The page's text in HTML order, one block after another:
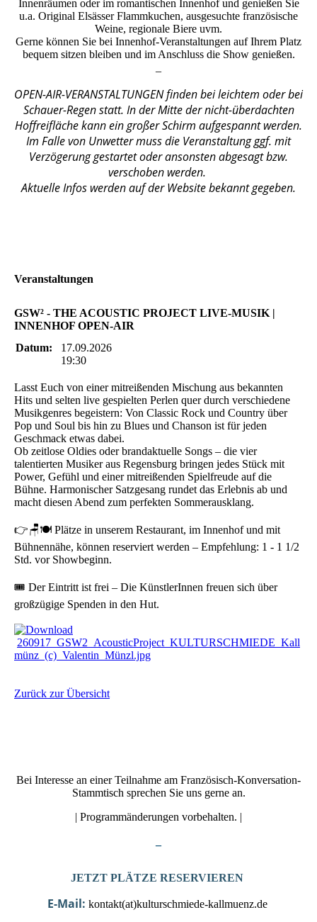
Innenräumen oder im romantischen Innenhof und genießen Sie
u.a. Original Elsässer Flammkuchen, ausgesuchte französische
Weine, regionale Biere uvm.
Gerne können Sie bei Innenhof-Veranstaltungen auf Ihrem Platz
bequem sitzen bleiben und im Anschluss die Show genießen.
OPEN-AIR-VERANSTALTUNGEN finden bei leichtem oder bei
Schauer-Regen statt. In der Mitte der nicht-überdachten
Hoffreifläche kann ein großer Schirm aufgespannt werden.
Im Falle von Unwetter muss die Veranstaltung ggf. mit
Verzögerung gestartet oder ansonsten abgesagt bzw.
verschoben werden.
Aktuelle Infos werden auf der Website bekannt gegeben.
Veranstaltungen
GSW² - THE ACOUSTIC PROJECT LIVE-MUSIK |
INNENHOF OPEN-AIR
Datum:
17.09.2026
19:30
Lasst Euch von einer mitreißenden Mischung aus bekannten
Hits und selten live gespielten Perlen quer durch verschiedene
Musikgenres begeistern: Von Classic Rock und Country über
Pop und Soul bis hin zu Blues und Chanson ist für jeden
Geschmack etwas dabei.
Ob zeitlose Oldies oder brandaktuelle Songs – die vier
talentierten Musiker aus Regensburg bringen jedes Stück mit
Power, Gefühl und einer mitreißenden Spielfreude auf die
Bühne. Harmonischer Satzgesang rundet das Erlebnis ab und
macht diesen Abend zum perfekten Sommerausklang.
👉🪑🍽️ Plätze in unserem Restaurant, im Innenhof und mit
Bühnennähe, können reserviert werden – Empfehlung: 1 - 1 1/2
Std. vor Showbeginn.
🎟️ Der Eintritt ist frei – Die KünstlerInnen freuen sich über
großzügige Spenden in den Hut.
260917_GSW2_AcousticProject_KULTURSCHMIEDE_Kall
münz_(c)_Valentin_Münzl.jpg
Zurück zur Übersicht
Bei Interesse an einer Teilnahme am Französisch-Konversation-
Stammtisch sprechen Sie uns gerne an.
| Programmänderungen vorbehalten. |
JETZT PLÄTZE RESERVIEREN
E-Mail: kontakt(at)kulturschmiede-kallmuenz.de